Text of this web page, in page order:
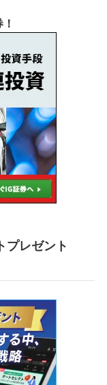
プレゼント